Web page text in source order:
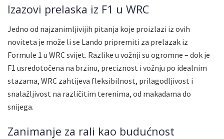
Izazovi prelaska iz F1 u WRC
Jedno od najzanimljivijih pitanja koje proizlazi iz ovih
noviteta je može li se Lando pripremiti za prelazak iz
Formule 1 u WRC svijet. Razlike u vožnji su ogromne – dok je
F1 usredotočena na brzinu, preciznost i vožnju po idealnim
stazama, WRC zahtijeva fleksibilnost, prilagodljivost i
snalažljivost na različitim terenima, od makadama do
snijega.
Zanimanje za rali kao budućnost